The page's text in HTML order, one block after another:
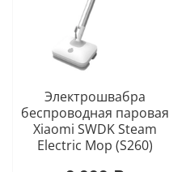
Электрошвабра
беспроводная паровая
Xiaomi SWDK Steam
Electric Mop (S260)